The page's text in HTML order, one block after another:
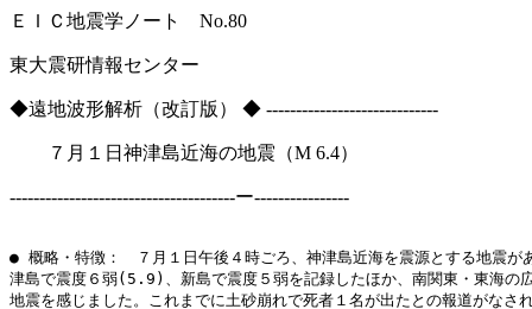
ＥＩＣ地震学ノート No.80
東大震研情報センター
◆遠地波形解析（改訂版） ◆ -----------------------------
７月１日神津島近海の地震（M 6.4）
--------------------------------------ー----------------
● 概略・特徴：　７月１日午後４時ごろ、神津島近海を震源とする地震が
津島で震度６弱(5.9)、新島で震度５弱を記録したほか、南関東・東海の
地震を感じました。これまでに土砂崩れで死者１名が出たとの報道がなさ